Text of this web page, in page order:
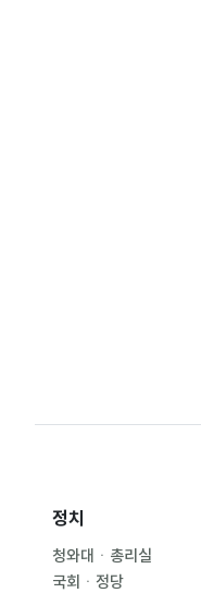
정치
청와대ㆍ총리실
국회ㆍ정당